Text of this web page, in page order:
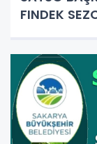
FINDEK